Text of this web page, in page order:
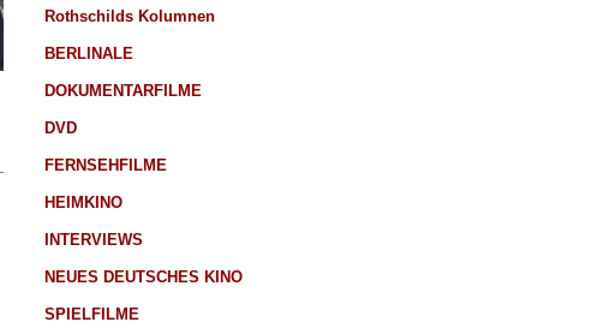
Rothschilds Kolumnen
BERLINALE
DOKUMENTARFILME
DVD
FERNSEHFILME
HEIMKINO
INTERVIEWS
NEUES DEUTSCHES KINO
SPIELFILME